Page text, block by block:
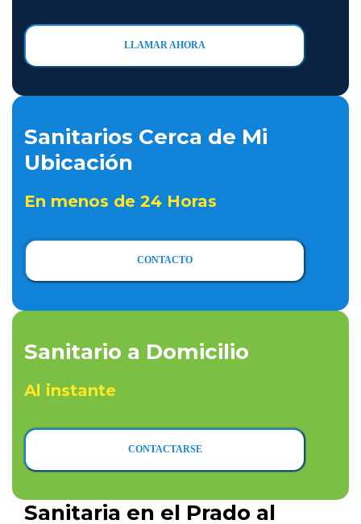
LLAMAR AHORA
Sanitarios Cerca de Mi
Ubicación
En menos de 24 Horas
CONTACTO
Sanitario a Domicilio
Al instante
CONTACTARSE
Sanitaria en el Prado al